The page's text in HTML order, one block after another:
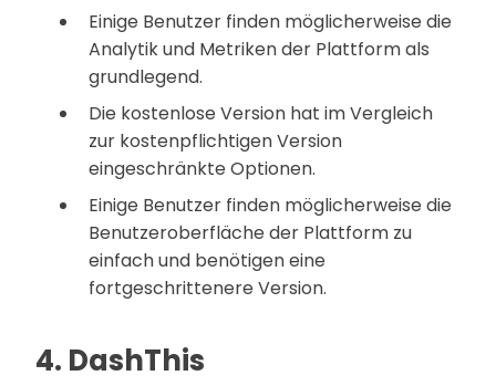
Einige Benutzer finden möglicherweise die
Analytik und Metriken der Plattform als
grundlegend.
Die kostenlose Version hat im Vergleich
zur kostenpflichtigen Version
eingeschränkte Optionen.
Einige Benutzer finden möglicherweise die
Benutzeroberfläche der Plattform zu
einfach und benötigen eine
fortgeschrittenere Version.
4. DashThis